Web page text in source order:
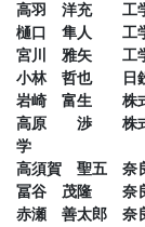
高羽 洋充 工学
樋口 隼人 工学
宮川 雅矢 工学
小林 哲也 日鉄
岩崎 富生 株式
高原 渉 株式会
学
高須賀 聖五 奈良
冨谷 茂隆 奈良
赤瀬 善太郎 奈